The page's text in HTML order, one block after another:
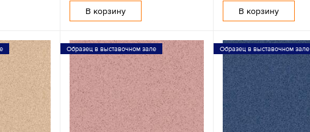
В корзину В корзину
Образец в выставочном зале Образец в выставочном зале